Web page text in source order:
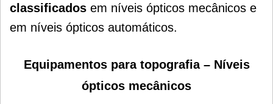
classificados em níveis ópticos mecânicos e
em níveis ópticos automáticos.
Equipamentos para topografia – Níveis
ópticos mecânicos